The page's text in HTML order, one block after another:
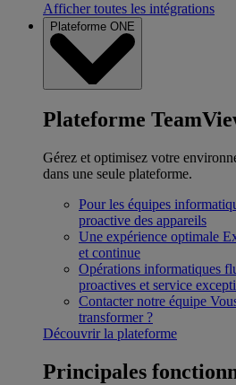
Afficher toutes les intégrations
Plateforme ONE
Plateforme
Gérez et optimisez votre
dans une seule plateforme.
Pour les équipes
proactive des appareils
Une expérience optimale
et continue
Opérations informatiques
proactives et service
Contacter notre équipe
transformer ?
Découvrir la plateforme
Principales